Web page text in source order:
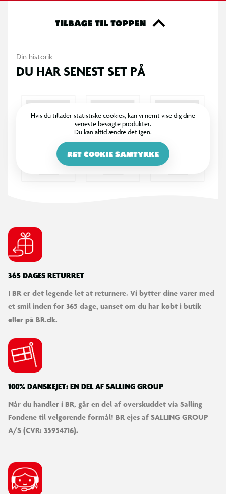
Specifikationer
Robust plastramme med en diameter på Ø68 mm
Velegnet til træning af skud, afleveringer og præcision
Net i polyethylen (PE) med 2 mm trådtykkelse
Fastgøres til underlaget med 6 jordspyd
Nem at flytte rundt mellem forskellige spilleområder
Egnet til haven, skolegården eller fællesarealer
TILBAGE TIL TOPPEN
Din historik
DU HAR SENEST SET PÅ
Hvis du tillader statistiske cookies, kan vi nemt vise dig dine
seneste besøgte produkter.
Du kan altid ændre det igen.
RET COOKIE SAMTYKKE
365 DAGES RETURRET
I BR er det legende let at returnere. Vi bytter dine varer med
et smil inden for 365 dage, uanset om du har købt i butik
eller på BR.dk.
100% DANSKEJET: EN DEL AF SALLING GROUP
Når du handler i BR, går en del af overskuddet via Salling
Fondene til velgørende formål! BR ejes af SALLING GROUP
A/S (CVR: 35954716).